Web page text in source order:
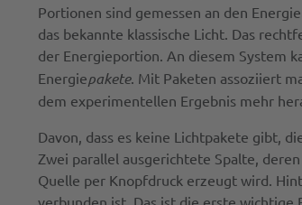
Portionen sind gemessen an den
das bekannte klassische Licht. Das
der Energieportion. An diesem System
Energiepakete. Mit Paketen assoziiert
dem experimentellen Ergebnis mehr
Davon, dass es keine Lichtpakete gibt,
Zwei parallel ausgerichtete Spalte,
Quelle per Knopfdruck erzeugt wird.
verbunden ist. Das ist die erste wichtige